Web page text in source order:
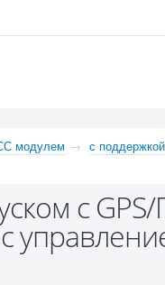
модулем
с
с